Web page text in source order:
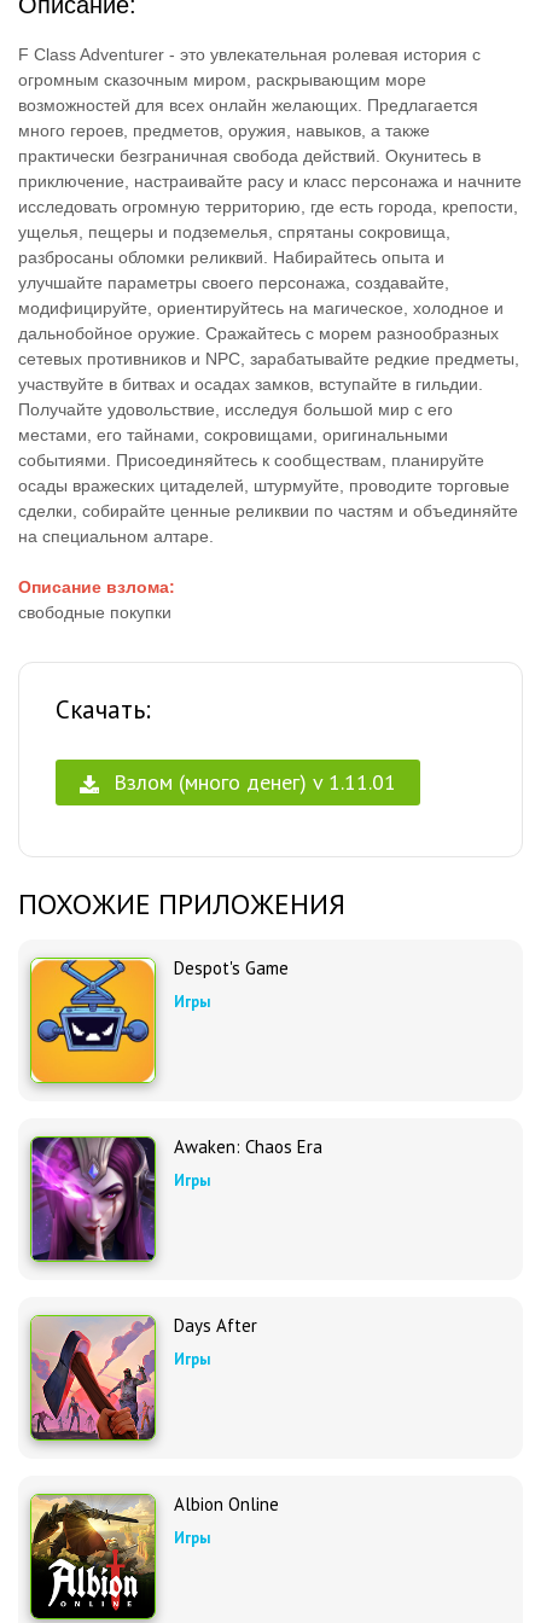
F Class Adventurer - это увлекательная ролевая история с
огромным сказочным миром, раскрывающим море
возможностей для всех онлайн желающих. Предлагается
много героев, предметов, оружия, навыков, а также
практически безграничная свобода действий. Окунитесь в
приключение, настраивайте расу и класс персонажа и начните
исследовать огромную территорию, где есть города, крепости,
ущелья, пещеры и подземелья, спрятаны сокровища,
разбросаны обломки реликвий. Набирайтесь опыта и
улучшайте параметры своего персонажа, создавайте,
модифицируйте, ориентируйтесь на магическое, холодное и
дальнобойное оружие. Сражайтесь с морем разнообразных
сетевых противников и NPC, зарабатывайте редкие предметы,
участвуйте в битвах и осадах замков, вступайте в гильдии.
Получайте удовольствие, исследуя большой мир с его
местами, его тайнами, сокровищами, оригинальными
событиями. Присоединяйтесь к сообществам, планируйте
осады вражеских цитаделей, штурмуйте, проводите торговые
сделки, собирайте ценные реликвии по частям и объединяйте
на специальном алтаре.
Описание взлома:
свободные покупки
Скачать:
Взлом (много денег) v 1.11.01
ПОХОЖИЕ ПРИЛОЖЕНИЯ
Despot's Game
Игры
Awaken: Chaos Era
Игры
Days After
Игры
Albion Online
Игры